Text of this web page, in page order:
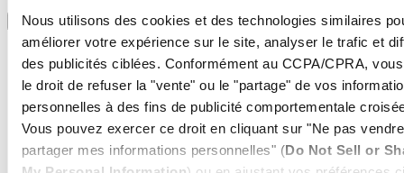
Nous utilisons des cookies et des technologies similaires
améliorer votre expérience sur le site, analyser le trafic et
des publicités ciblées. Conformément au CCPA/CPRA,
le droit de refuser la "vente" ou le "partage" de vos
personnelles à des fins de publicité comportementale
Vous pouvez exercer ce droit en cliquant sur "Ne pas
partager mes informations personnelles" (Do Not Sell or
Sélecteur de langue
Autriche
Belgique
Dutch
Chine
English